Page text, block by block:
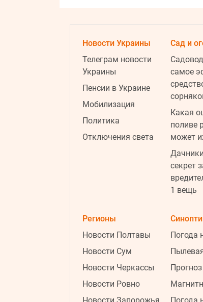
Новости Украины
Телеграм новости
Украины
Пенсии в Украине
Мобилизация
Политика
Отключения света
Сад и
самое
Какая
поливе
может
секрет
1 вещь
Регионы
Новости Полтавы
Новости Сум
Новости Черкассы
Новости Ровно
Погода